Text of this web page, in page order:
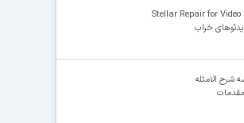
Stellar Repair for Video
خراب